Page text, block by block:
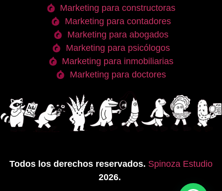
Marketing para constructoras
Marketing para contadores
Marketing para abogados
Marketing para psicólogos
Marketing para inmobiliarias
Marketing para doctores
Todos los derechos reservados. Spinoza Estudio
2026.